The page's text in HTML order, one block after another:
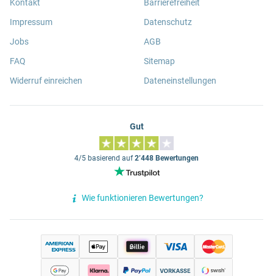
Kontakt
Impressum
Jobs
FAQ
Widerruf einreichen
Barrierefreiheit
Datenschutz
AGB
Sitemap
Dateneinstellungen
Gut
4/5 basierend auf2’448 Bewertungen
Wie funktionieren Bewertungen?